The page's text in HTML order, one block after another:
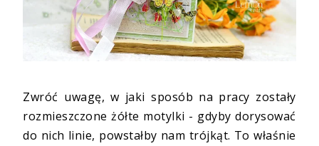
Zwróć uwagę, w jaki sposób na pracy zostały
rozmieszczone żółte motylki - gdyby dorysować
do nich linie, powstałby nam trójkąt. To właśnie